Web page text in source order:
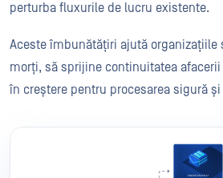
perturba fluxurile de lucru existente.
Aceste îmbunătățiri ajută
morți, să sprijine continuitatea
în creștere pentru procesarea sigură